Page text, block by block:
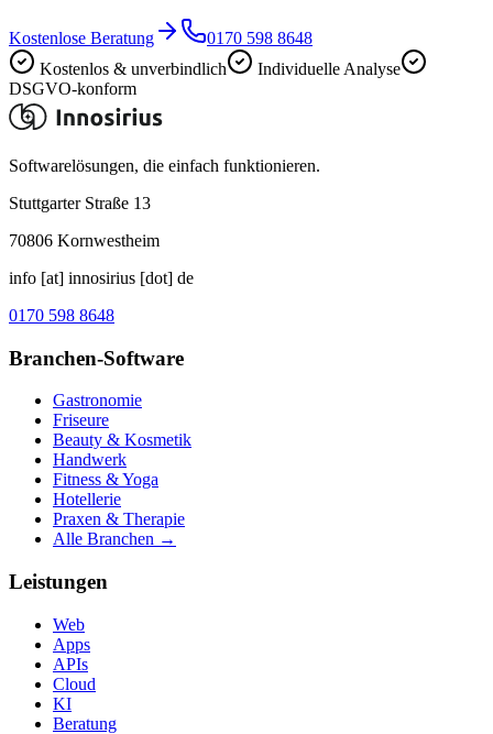
Kostenlose Beratung
0170 598 8648
Kostenlos & unverbindlich
Individuelle Analyse
DSGVO-konform
Softwarelösungen, die einfach funktionieren.
Stuttgarter Straße 13
70806 Kornwestheim
info [at] innosirius [dot] de
0170 598 8648
Branchen-Software
Gastronomie
Friseure
Beauty & Kosmetik
Handwerk
Fitness & Yoga
Hotellerie
Praxen & Therapie
Alle Branchen →
Leistungen
Web
Apps
APIs
Cloud
KI
Beratung